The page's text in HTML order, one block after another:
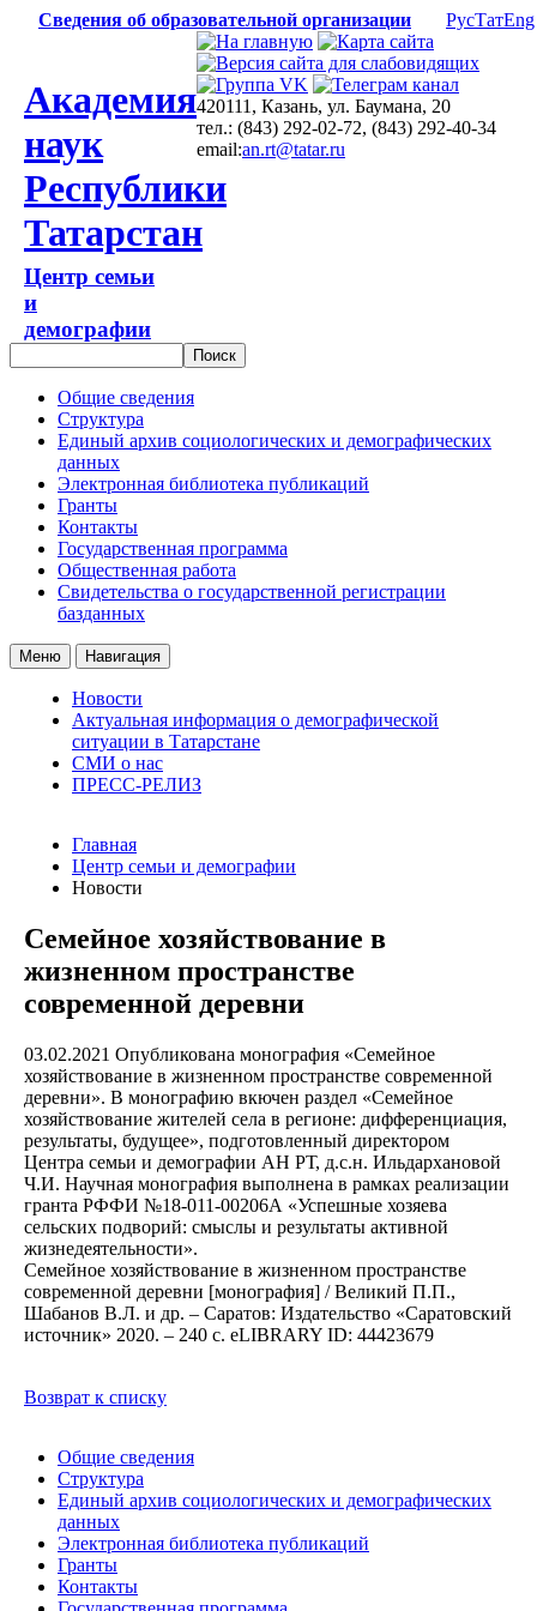
Сведения об образовательной организации РусТатEng
Академия
наук
Республики
Татарстан
Центр семьи
и
демографии
420111, Казань, ул. Баумана, 20
тел.: (843) 292-02-72, (843) 292-40-34
email:an.rt@tatar.ru
Общие сведения
Структура
Единый архив социологических и демографических
данных
Электронная библиотека публикаций
Гранты
Контакты
Государственная программа
Общественная работа
Свидетельства о государственной регистрации
базданных
Меню Навигация
Новости
Актуальная информация о демографической
ситуации в Татарстане
СМИ о нас
ПРЕСС-РЕЛИЗ
Главная
Центр семьи и демографии
Новости
Семейное хозяйствование в
жизненном пространстве
современной деревни
03.02.2021 Опубликована монография «Семейное
хозяйствование в жизненном пространстве современной
деревни». В монографию вкючен раздел «Семейное
хозяйствование жителей села в регионе: дифференциация,
результаты, будущее», подготовленный директором
Центра семьи и демографии АН РТ, д.с.н. Ильдархановой
Ч.И. Научная монография выполнена в рамках реализации
гранта РФФИ №18-011-00206А «Успешные хозяева
сельских подворий: смыслы и результаты активной
жизнедеятельности».
Семейное хозяйствование в жизненном пространстве
современной деревни [монография] / Великий П.П.,
Шабанов В.Л. и др. – Саратов: Издательство «Саратовский
источник» 2020. – 240 с. eLIBRARY ID: 44423679
Возврат к списку
Общие сведения
Структура
Единый архив социологических и демографических
данных
Электронная библиотека публикаций
Гранты
Контакты